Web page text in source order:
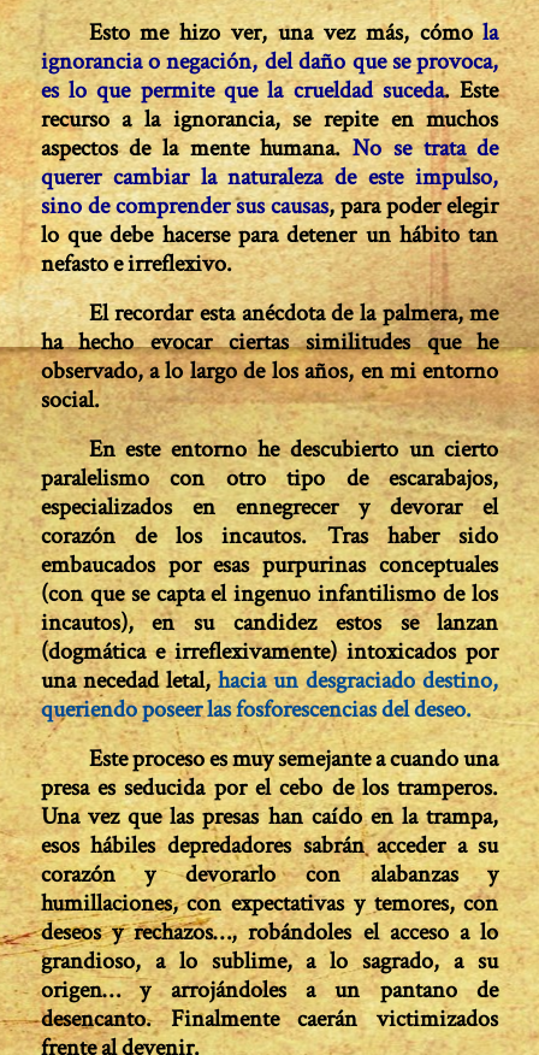
Esto me hizo ver, una vez más, cómola
ignorancia o negación, del daño que se provoca,
es lo que permite que la crueldad suceda. Este
recurso a la ignorancia, se repite en muchos
aspectos de la mente humana.No se trata de
querer cambiar la naturaleza de este impulso,
sino de comprender sus causas, para poder elegir
lo que debe hacerse para detener un hábito tan
nefasto e irreflexivo.
El recordar esta anécdota de la palmera, me
ha hecho evocar ciertas similitudes que he
observado, a lo largo de los años, en mi entorno
social.
En este entorno he descubierto un cierto
paralelismo con otro tipo de escarabajos,
especializados en ennegrecer y devorar el
corazón de los incautos. Tras haber sido
embaucados por esas purpurinas conceptuales
(con que se capta el ingenuo infantilismo de los
incautos), en su candidez estos se lanzan
(dogmática e irreflexivamente) intoxicados por
una necedad letal,hacia un desgraciado destino,
queriendo poseer las fosforescencias del deseo.
Este proceso es muy semejante a cuando una
presa es seducida por el cebo de los tramperos.
Una vez que las presas han caído en la trampa,
esos hábiles depredadores sabrán acceder a su
corazón y devorarlo con alabanzas y
humillaciones, con expectativas y temores, con
deseos y rechazos…, robándoles el acceso a lo
grandioso, a lo sublime, a lo sagrado, a su
origen… y arrojándoles a un pantano de
desencanto. Finalmente caerán victimizados
frente al devenir.